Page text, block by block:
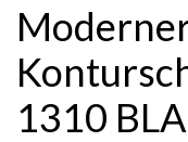
1310